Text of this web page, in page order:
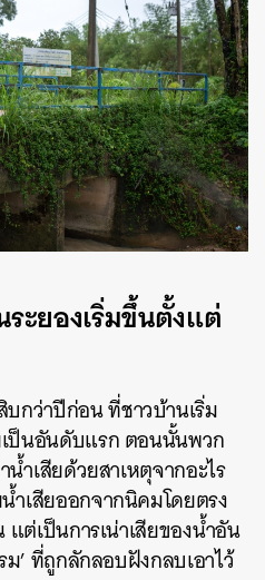
ะยองเริ่มขึ้นตั้งแต่
กว่าปีก่อน ที่ชาวบ้านเริ่ม
ป็นอันดับแรก ตอนนั้นพวก
น้ำเสียด้วยสาเหตุจากอะไร
เสียออกจากนิคมโดยตรง
ต่เป็นการเน่าเสียของน้ำอัน
’ ที่ถูกลักลอบฝังกลบเอาไว้